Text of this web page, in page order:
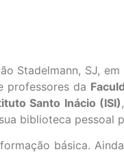
Stadelmann, SJ,
professores da
Santo Inácio (ISI)
biblioteca pessoal
básica.